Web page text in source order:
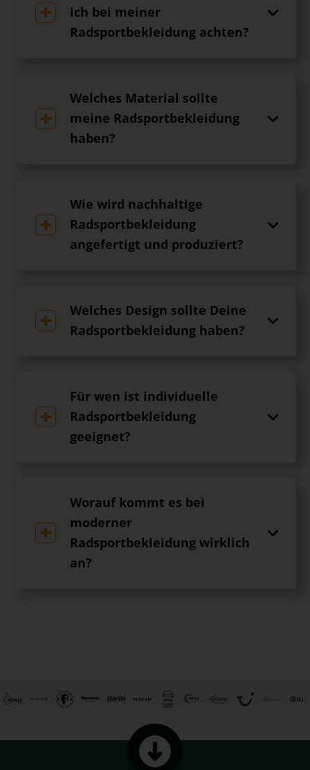
ich bei meiner
Radsportbekleidung achten?
Welches Material sollte
meine Radsportbekleidung
haben?
Wie wird nachhaltige
Radsportbekleidung
angefertigt und produziert?
Welches Design sollte Deine
Radsportbekleidung haben?
Für wen ist individuelle
Radsportbekleidung
geeignet?
Worauf kommt es bei
moderner
Radsportbekleidung wirklich
an?